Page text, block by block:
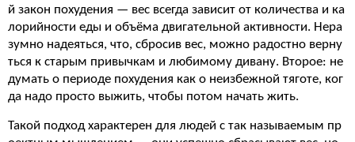
й закон похудения — вес всегда зависит от количества и ка
лорийности еды и объёма двигательной активности. Нера
зумно надеяться, что, сбросив вес, можно радостно верну
ться к старым привычкам и любимому дивану. Второе: не
думать о периоде похудения как о неизбежной тяготе, ког
да надо просто выжить, чтобы потом начать жить.
Такой подход характерен для людей с так называемым пр